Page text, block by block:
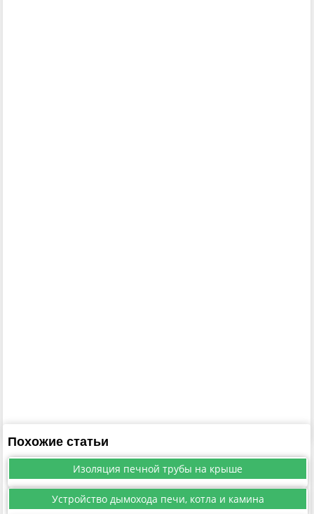
Похожие статьи
Изоляция печной трубы на крыше
Устройство дымохода печи, котла и камина